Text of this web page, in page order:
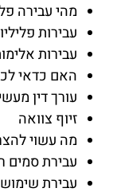
מהי עבירה
עבירות
עבירות
האם כדאי
עורך דין
זיוף צוואה
מה עשוי
עבירת סמים
עבירת